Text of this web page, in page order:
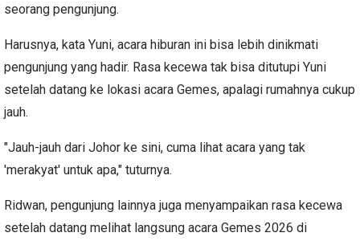
seorang pengunjung.
Harusnya, kata Yuni, acara hiburan ini bisa lebih dinikmati
pengunjung yang hadir. Rasa kecewa tak bisa ditutupi Yuni
setelah datang ke lokasi acara Gemes, apalagi rumahnya cukup
jauh.
"Jauh-jauh dari Johor ke sini, cuma lihat acara yang tak
'merakyat' untuk apa," tuturnya.
Ridwan, pengunjung lainnya juga menyampaikan rasa kecewa
setelah datang melihat langsung acara Gemes 2026 di